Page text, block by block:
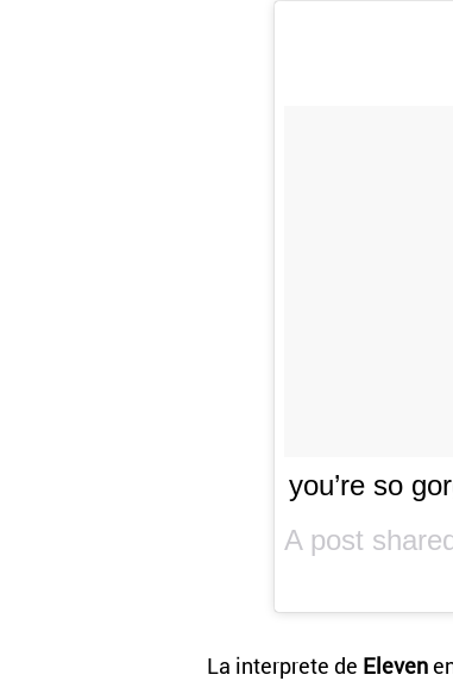
you’re so
A post
La interprete de Eleven